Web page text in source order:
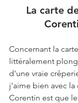
La carte
Concernant la
littéralement
d'une vraie
j'aime bien avec la
Corentin est que